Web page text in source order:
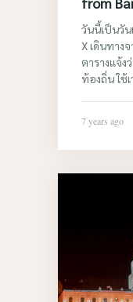
วันนี้เป็นวัน
X เดินทาง
ตารางแจ้ง
ท้องถิ่น ใช้
7 years ago